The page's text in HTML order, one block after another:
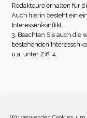
Redakteure erhalten für
Auch hierin besteht ein
Interessenkonflikt.
3. Beachten Sie auch die
bestehenden
u.a. unter Ziff. 4.